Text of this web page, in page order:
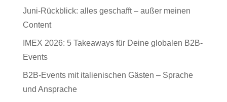
Juni-Rückblick: alles geschafft – außer meinen
Content
IMEX 2026: 5 Takeaways für Deine globalen B2B-
Events
B2B-Events mit italienischen Gästen – Sprache
und Ansprache